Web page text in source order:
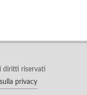
diritti riservati
privacy